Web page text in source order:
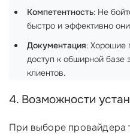
Компетентность: Не
быстро и эффективно
Документация: Хорошие
доступ к обширной базе
клиентов.
4. Возможности
При выборе провайдера